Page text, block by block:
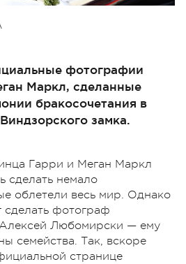
фотографии
Маркл, сделанные
бракосочетания в
замка.
Гарри и Меган Маркл
сделать немало
облетели весь мир. Однако
фотограф
Любомирски — ему
семейства. Так, вскоре
странице